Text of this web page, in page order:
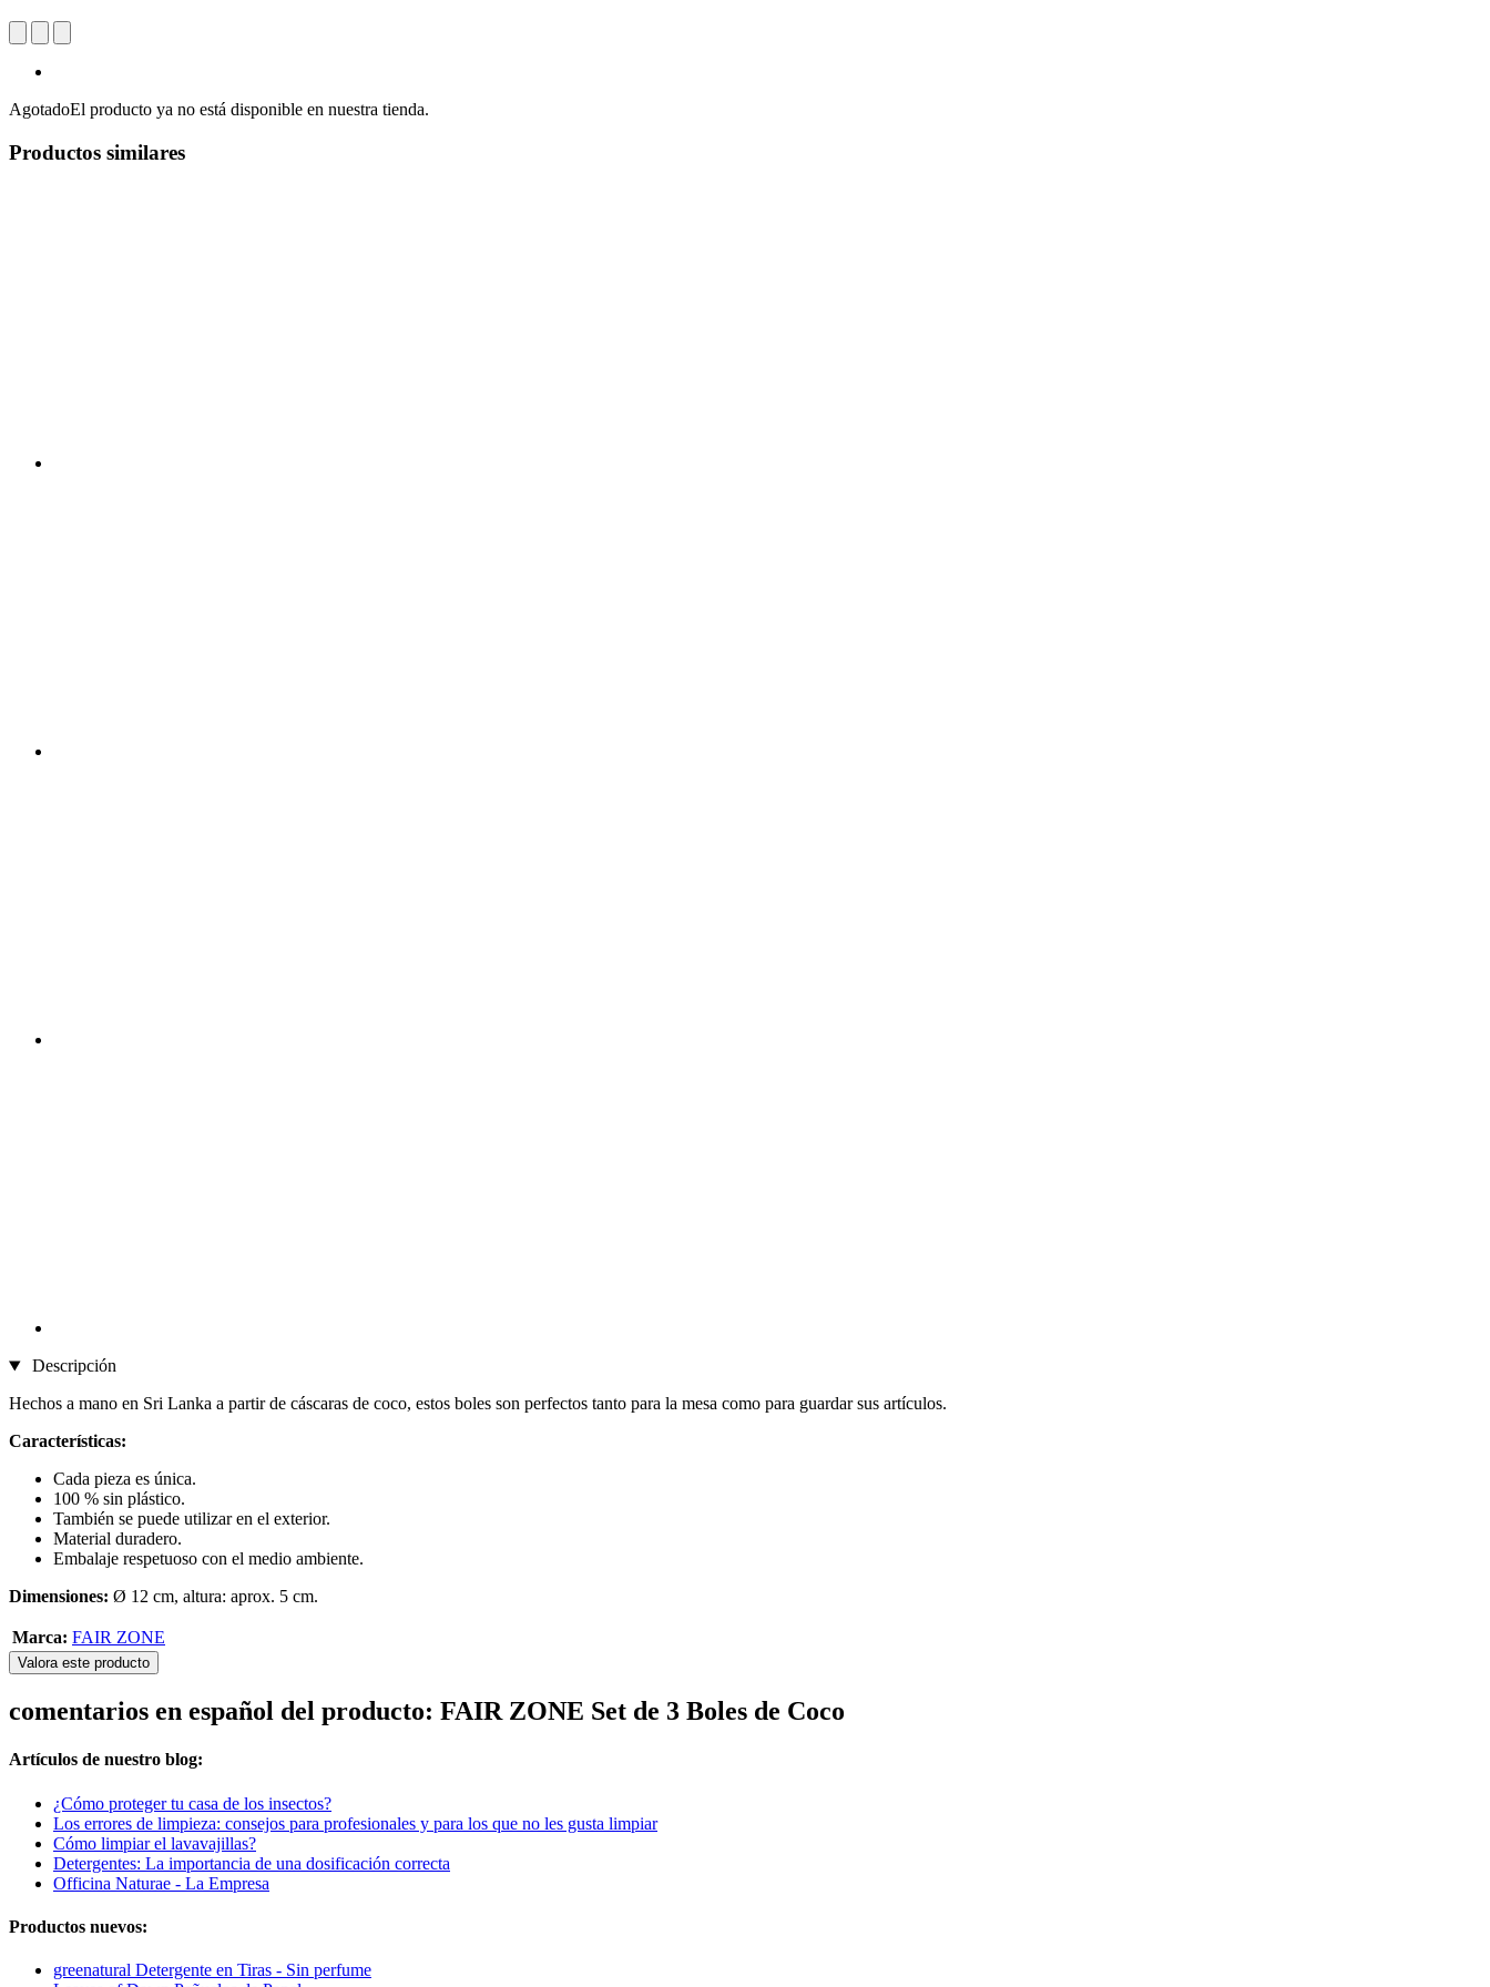
AgotadoEl producto ya no está disponible en nuestra tienda.
Productos similares
Descripción
Hechos a mano en Sri Lanka a partir de cáscaras de coco, estos boles son perfectos tanto para la mesa como para guardar sus artículos.
Características:
Cada pieza es única.
100 % sin plástico.
También se puede utilizar en el exterior.
Material duradero.
Embalaje respetuoso con el medio ambiente.
Dimensiones: Ø 12 cm, altura: aprox. 5 cm.
Marca: FAIR ZONE
Valora este producto
comentarios en español del producto: FAIR ZONE Set de 3 Boles de Coco
Artículos de nuestro blog:
¿Cómo proteger tu casa de los insectos?
Los errores de limpieza: consejos para profesionales y para los que no les gusta limpiar
Cómo limpiar el lavavajillas?
Detergentes: La importancia de una dosificación correcta
Officina Naturae - La Empresa
Productos nuevos:
greenatural Detergente en Tiras - Sin perfume